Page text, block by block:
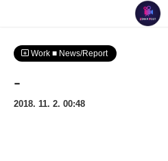
Work ■ News/Report
-
2018. 11. 2. 00:48